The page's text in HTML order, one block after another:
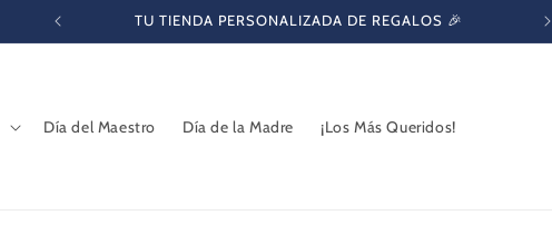
TU TIENDA PERSONALIZADA DE REGALOS 🎉
Día del Maestro Día de la Madre ¡Los Más Queridos!